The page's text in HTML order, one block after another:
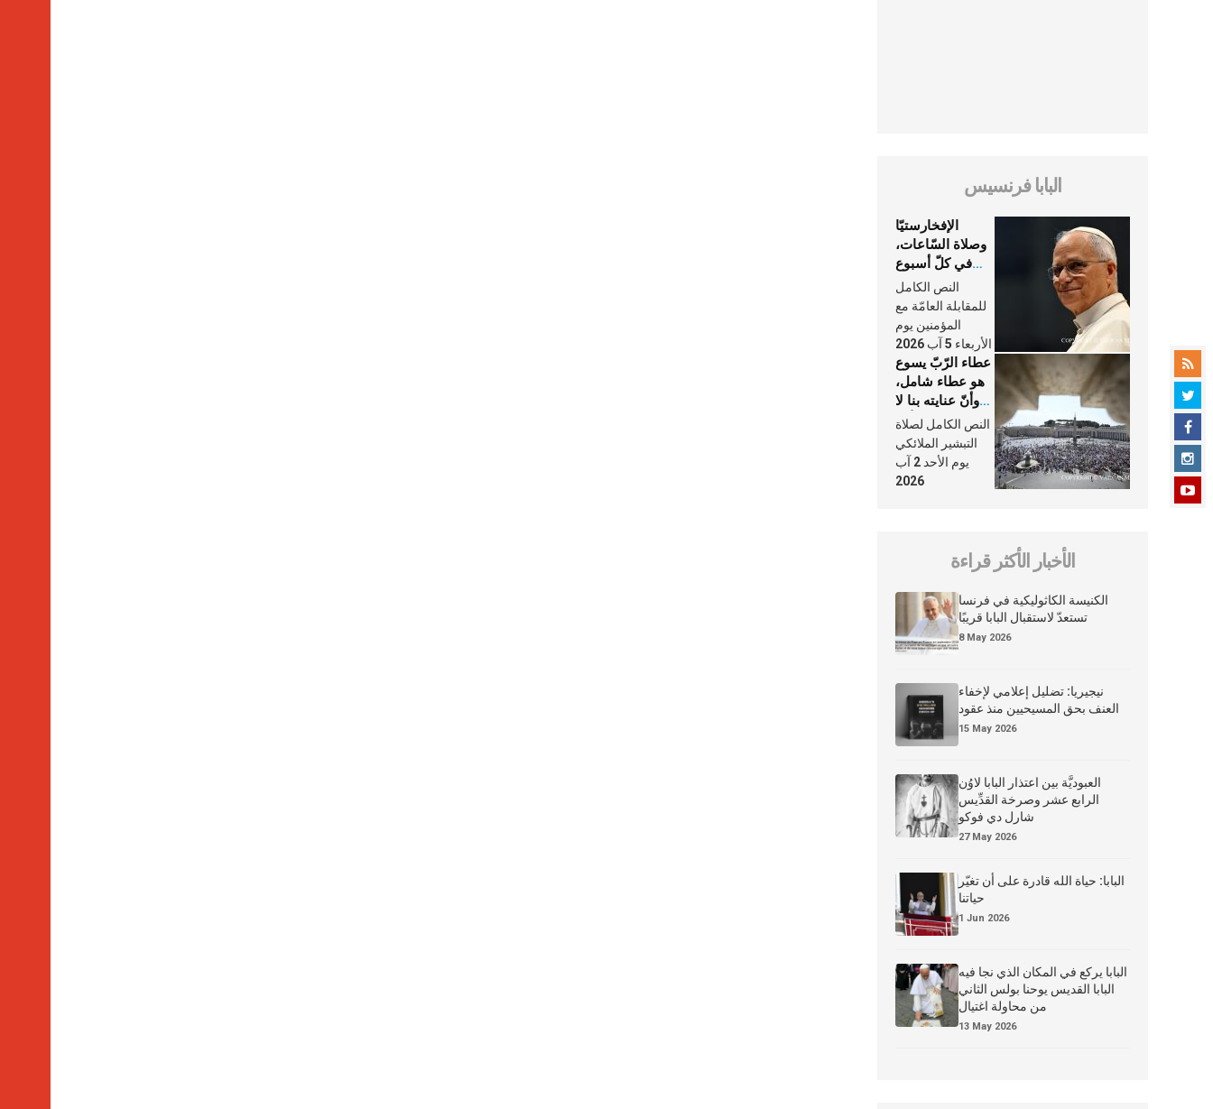
البابا فرنسيس
الإفخارستيّا
وصلاة السّاعات،
في كلّ أسبوع
وكلّ يوم، هما
النَّفَس في حياة
الكنيسة
النص الكامل
للمقابلة العامّة مع
المؤمنين يوم
الأربعاء 5 آب 2026
عطاء الرّبّ يسوع
هو عطاء شامل،
وأنّ عنايته بنا لا
تغيب عنّا أبدًا
النص الكامل لصلاة
التبشير الملائكي
يوم الأحد 2 آب
2026
الأخبار الأكثر قراءة
الكنيسة الكاثوليكية في فرنسا
تستعدّ لاستقبال البابا قريبًا
8 May 2026
نيجيريا: تضليل إعلامي لإخفاء
العنف بحق المسيحيين منذ عقود
15 May 2026
العبوديَّة بين اعتذار البابا لاوُن
الرابع عشر وصرخة القدِّيس
شارل دي فوكو
27 May 2026
البابا: حياة الله قادرة على أن تغيّر
حياتنا
1 Jun 2026
البابا يركع في المكان الذي نجا فيه
البابا القديس يوحنا بولس الثاني
من محاولة اغتيال
13 May 2026